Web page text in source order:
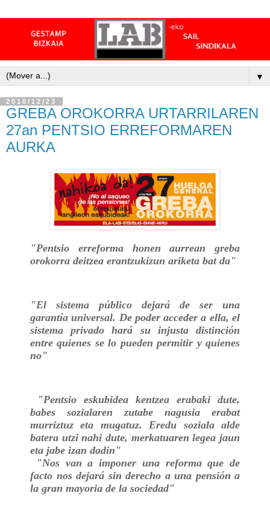
▼
2010/12/23
GREBA OROKORRA URTARRILAREN
27an PENTSIO ERREFORMAREN
AURKA
"Pentsio erreforma honen aurrean greba
orokorra deitzea erantzukizun ariketa bat da"
"El sistema público dejará de ser una
garantía universal. De poder acceder a ella, el
sistema privado hará su injusta distinción
entre quienes se lo pueden permitir y quienes
no"
"Pentsio eskubidea kentzea erabaki dute,
babes sozialaren zutabe nagusia erabat
murriztuz eta mugatuz. Eredu soziala alde
batera utzi nahi dute, merkatuaren legea jaun
eta jabe izan dadin"
"Nos van a imponer una reforma que de
facto nos dejará sin derecho a una pensión a
la gran mayoria de la sociedad"